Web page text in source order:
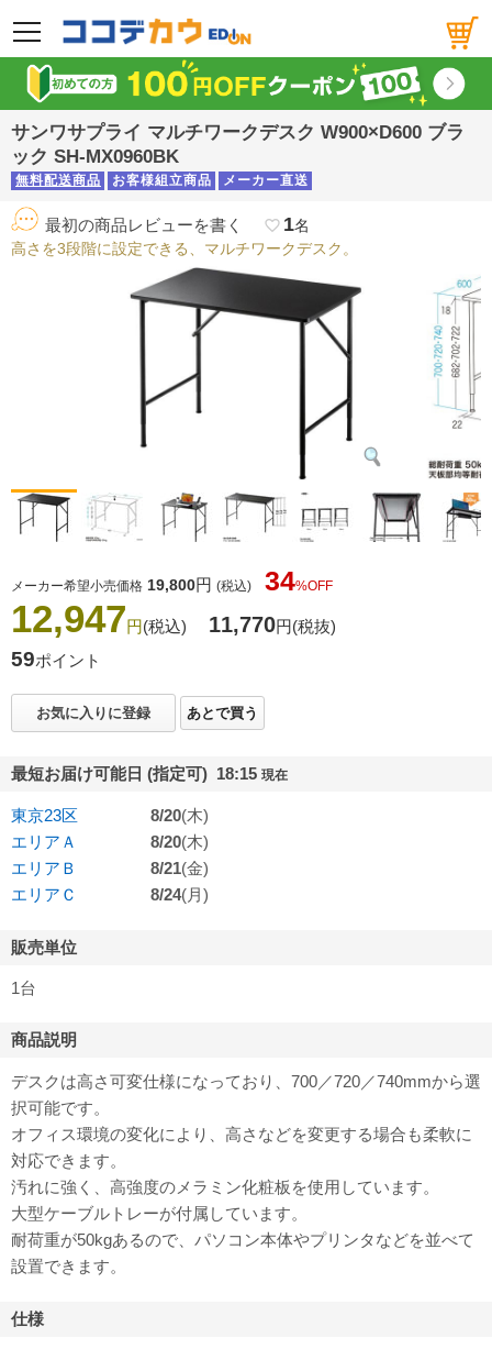
メニュー
サンワサプライ マルチワークデスク W900×D600 ブラ
ック SH-MX0960BK
無料配送商品 お客様組立商品 メーカー直送
最初の商品レビューを書く favorite_border 1名
高さを3段階に設定できる、マルチワークデスク。
メーカー希望小売価格 19,800円 (税込) 34%OFF
12,947円(税込) 11,770円(税抜)
59ポイント
お気に入りに登録 あとで買う
最短お届け可能日 (指定可) 18:15 現在
東京23区 8/20(木)
エリアＡ
8/20(木)
エリアＢ
8/21(金)
エリアＣ
8/24(月)
販売単位
1台
商品説明
デスクは高さ可変仕様になっており、700／720／740mmから選
択可能です。
オフィス環境の変化により、高さなどを変更する場合も柔軟に
対応できます。
汚れに強く、高強度のメラミン化粧板を使用しています。
大型ケーブルトレーが付属しています。
耐荷重が50kgあるので、パソコン本体やプリンタなどを並べて
設置できます。
仕様